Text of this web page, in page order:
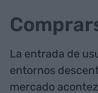
La entrada de
entornos
mercado